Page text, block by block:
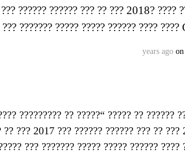
?????? ?????? ??? ?? ??? 2018? ????
??????? ????? ????? ?????? ???? ????
on
Power” ????? ????? ????????? ?? ?????
?? ??? 2017 ??? ?????? ?????? ??? ??
??? ??????? ????? ????? ??????